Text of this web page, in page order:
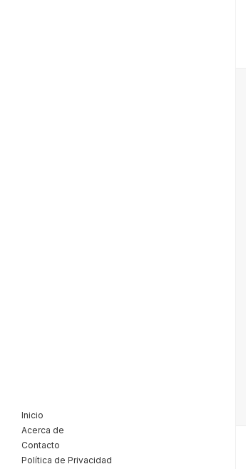
Inicio
Acerca de
Contacto
Política de Privacidad